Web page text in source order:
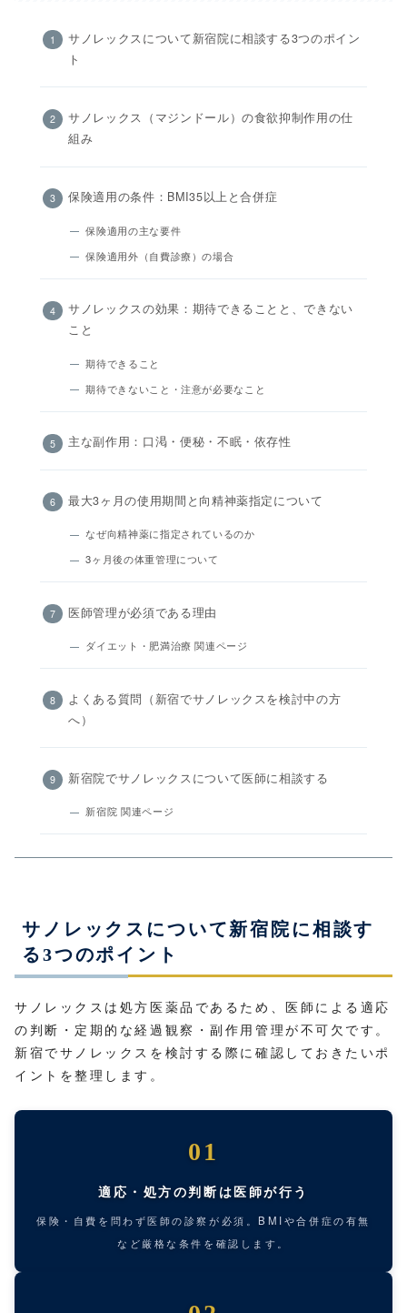
サノレックスについて新宿院に相談する3つのポイン
ト
サノレックス（マジンドール）の食欲抑制作用の仕
組み
保険適用の条件：BMI35以上と合併症
保険適用の主な要件
保険適用外（自費診療）の場合
サノレックスの効果：期待できることと、できない
こと
期待できること
期待できないこと・注意が必要なこと
主な副作用：口渇・便秘・不眠・依存性
最大3ヶ月の使用期間と向精神薬指定について
なぜ向精神薬に指定されているのか
3ヶ月後の体重管理について
医師管理が必須である理由
ダイエット・肥満治療 関連ページ
よくある質問（新宿でサノレックスを検討中の方
へ）
新宿院でサノレックスについて医師に相談する
新宿院 関連ページ
サノレックスについて新宿院に相談す
る3つのポイント
サノレックスは処方医薬品であるため、医師による適応
の判断・定期的な経過観察・副作用管理が不可欠です。
新宿でサノレックスを検討する際に確認しておきたいポ
イントを整理します。
01
適応・処方の判断は医師が行う
保険・自費を問わず医師の診察が必須。BMIや合併症の有無
など厳格な条件を確認します。